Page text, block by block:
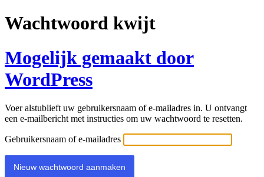
Wachtwoord kwijt
Mogelijk gemaakt door
WordPress
Voer alstublieft uw gebruikersnaam of e-mailadres in. U ontvangt
een e-mailbericht met instructies om uw wachtwoord te resetten.
Gebruikersnaam of e-mailadres